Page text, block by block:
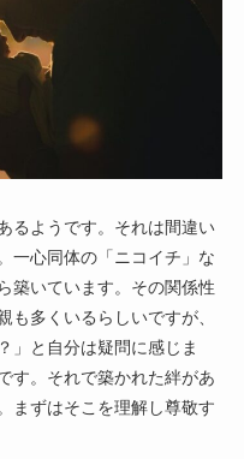
るようです。それは間違い
一心同体の「ニコイチ」な
築いています。その関係性
も多くいるらしいですが、
」と自分は疑問に感じま
す。それで築かれた絆があ
まずはそこを理解し尊敬す